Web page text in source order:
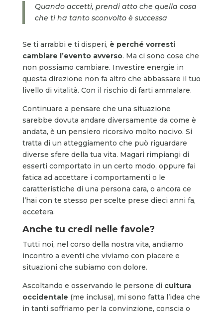
Quando accetti, prendi atto che quella cosa
che ti ha tanto sconvolto è successa
Se ti arrabbi e ti disperi, è perché vorresti
cambiare l’evento avverso. Ma ci sono cose che
non possiamo cambiare. Investire energie in
questa direzione non fa altro che abbassare il tuo
livello di vitalità. Con il rischio di farti ammalare.
Continuare a pensare che una situazione
sarebbe dovuta andare diversamente da come è
andata, è un pensiero ricorsivo molto nocivo. Si
tratta di un atteggiamento che può riguardare
diverse sfere della tua vita. Magari rimpiangi di
esserti comportato in un certo modo, oppure fai
fatica ad accettare i comportamenti o le
caratteristiche di una persona cara, o ancora ce
l’hai con te stesso per scelte prese dieci anni fa,
eccetera.
Anche tu credi nelle favole?
Tutti noi, nel corso della nostra vita, andiamo
incontro a eventi che viviamo con piacere e
situazioni che subiamo con dolore.
Ascoltando e osservando le persone di cultura
occidentale (me inclusa), mi sono fatta l’idea che
in tanti soffriamo per la convinzione, conscia o